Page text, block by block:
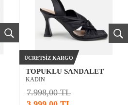
TOPUKLU SANDALET
KADIN
7.998,00 TL
ÜCRETSIZ KARGO